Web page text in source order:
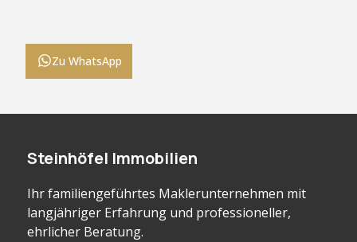
Zu WhatsApp
Steinhöfel Immobilien
Ihr familiengeführtes Maklerunternehmen mit
langjähriger Erfahrung und professioneller,
ehrlicher Beratung.